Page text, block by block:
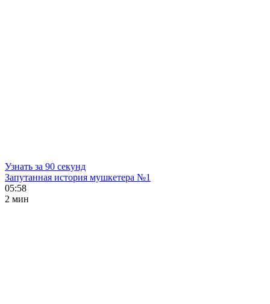
Узнать за 90 секунд
Запутанная история мушкетера №1
05:58
2 мин